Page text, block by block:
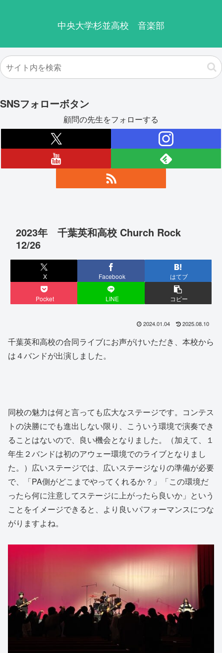
中央大学杉並高校 音楽部
SNSフォローボタン
顧問の先生をフォローする
2023年 千葉英和高校 Church Rock
12/26
X Facebook はてブ
Pocket LINE コピー
2024.01.04 2025.08.10
千葉英和高校の合同ライブにお声がけいただき、本校から
は４バンドが出演しました。
同校の魅力は何と言っても広大なステージです。コンテス
トの決勝にでも進出しない限り、こういう環境で演奏でき
ることはないので、良い機会となりました。（加えて、１
年生２バンドは初のアウェー環境でのライブとなりまし
た。）広いステージでは、広いステージなりの準備が必要
で、「PA側がどこまでやってくれるか？」「この環境だ
ったら何に注意してステージに上がったら良いか」という
ことをイメージできると、より良いパフォーマンスにつな
がりますよね。